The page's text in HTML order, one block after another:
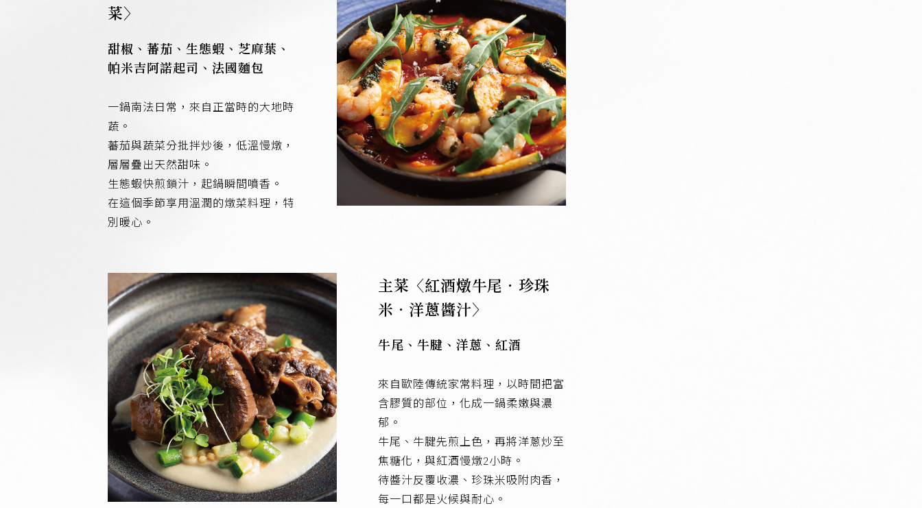
菜〉
甜椒、蕃茄、生態蝦、芝麻葉、
帕米吉阿諾起司、法國麵包
一鍋南法日常，來自正當時的大地時
蔬。
蕃茄與蔬菜分批拌炒後，低溫慢燉，
層層疊出天然甜味。
生態蝦快煎鎖汁，起鍋瞬間噴香。
在這個季節享用溫潤的燉菜料理，特
別暖心。
主菜〈紅酒燉牛尾．珍珠
米．洋蔥醬汁〉
牛尾、牛腱、洋蔥、紅酒
來自歐陸傳統家常料理，以時間把富
含膠質的部位，化成一鍋柔嫩與濃
郁。
牛尾、牛腱先煎上色，再將洋蔥炒至
焦糖化，與紅酒慢燉2小時。
待醬汁反覆收濃、珍珠米吸附肉香，
每一口都是火候與耐心。